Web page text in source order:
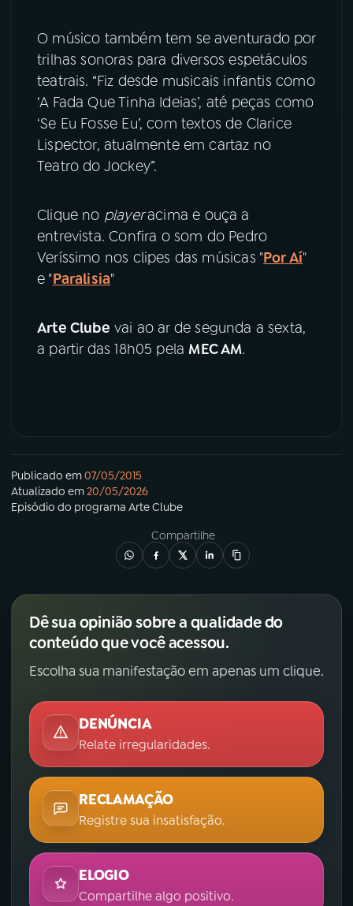
O músico também tem se aventurado por
trilhas sonoras para diversos espetáculos
teatrais. “Fiz desde musicais infantis como
‘A Fada Que Tinha Ideias’, até peças como
‘Se Eu Fosse Eu’, com textos de Clarice
Lispector, atualmente em cartaz no
Teatro do Jockey”.
Clique no playeracima e ouça a
entrevista. Confira o som do Pedro
Veríssimo nos clipes das músicas "Por Aí"
e "Paralisia"
Arte Clube vai ao ar de segunda a sexta,
a partir das 18h05 pela MEC AM.
Publicado em07/05/2015
Atualizado em20/05/2026
Episódio do programa Arte Clube
Compartilhe
Dê sua opinião sobre a qualidade do
conteúdo que você acessou.
Escolha sua manifestação em apenas um clique.
DENÚNCIA
Relate irregularidades.
RECLAMAÇÃO
Registre sua insatisfação.
ELOGIO
Compartilhe algo positivo.